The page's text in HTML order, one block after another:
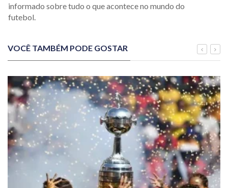
informado sobre tudo o que acontece no mundo do
futebol.
VOCÊ TAMBÉM PODE GOSTAR